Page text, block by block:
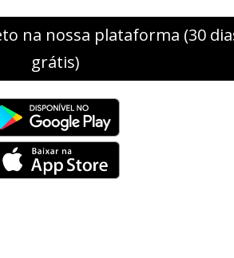
na nossa plataforma (30
grátis)